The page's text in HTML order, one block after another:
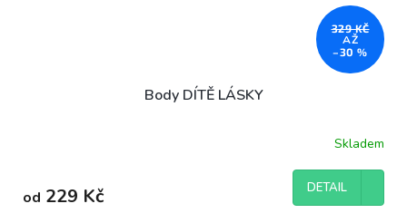
329 KČ
AŽ
–30 %
Body DÍTĚ LÁSKY
Skladem
od 229 Kč DETAIL